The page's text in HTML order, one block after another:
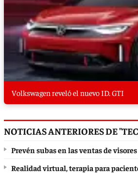
Volkswagen reveló el nuevo ID. GTI
NOTICIAS ANTERIORES DE
Prevén subas en las ventas de visores
Realidad virtual, terapia para